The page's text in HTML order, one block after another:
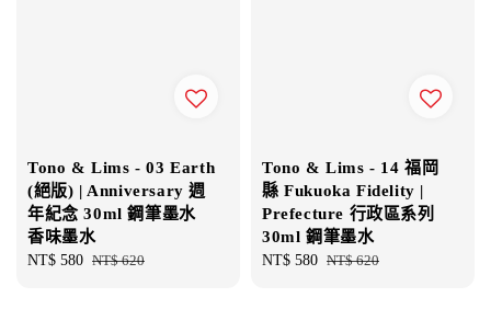
Tono & Lims - 03 Earth
(絕版) | Anniversary 週
年紀念 30ml 鋼筆墨水
香味墨水
Sale
NT$ 580 Regular
NT$ 620
Tono & Lims - 14 福岡
縣 Fukuoka Fidelity |
Prefecture 行政區系列
30ml 鋼筆墨水
Sale
NT$ 580 Regular
NT$ 620